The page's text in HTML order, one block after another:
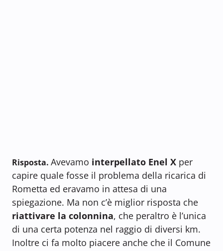
Risposta. Avevamo interpellato Enel X per
capire quale fosse il problema della ricarica di
Rometta ed eravamo in attesa di una
spiegazione. Ma non c’è miglior risposta che
riattivare la colonnina, che peraltro è l’unica
di una certa potenza nel raggio di diversi km.
Inoltre ci fa molto piacere anche che il Comune